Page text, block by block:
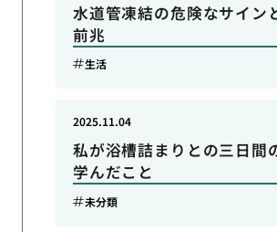
水道管凍結の危険なサイン
前兆
生活
私が浴槽詰まりとの三日間
学んだこと
2025.11.04
未分類